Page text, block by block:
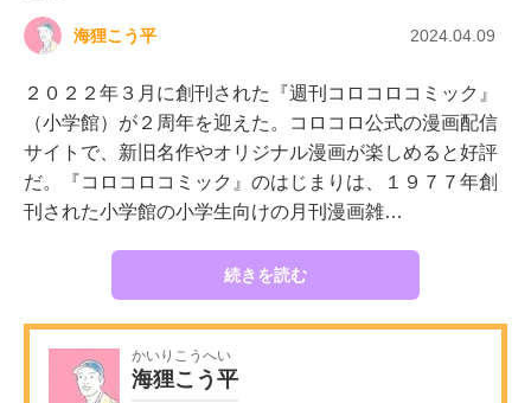
海狸こう平 2024.04.09
２０２２年３月に創刊された『週刊コロコロコミック』
（小学館）が２周年を迎えた。コロコロ公式の漫画配信
サイトで、新旧名作やオリジナル漫画が楽しめると好評
だ。『コロコロコミック』のはじまりは、１９７７年創
刊された小学館の小学生向けの月刊漫画雑…
続きを読む
かいりこうへい
海狸こう平